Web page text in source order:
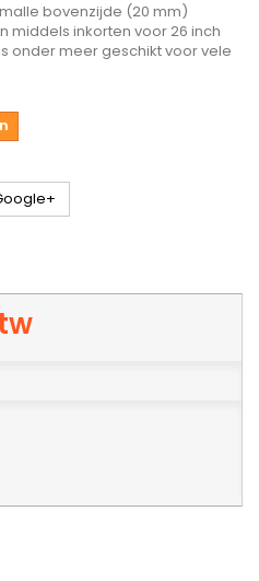
bovenzijde (20 mm)
middels inkorten voor 26 inch
onder meer geschikt voor vele